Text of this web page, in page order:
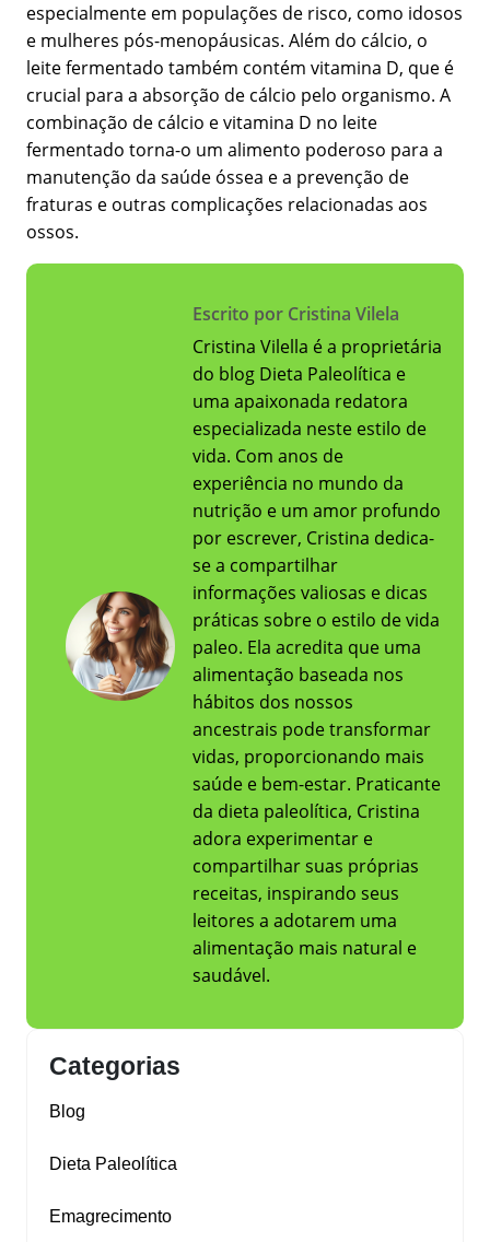
especialmente em populações de risco, como idosos
e mulheres pós-menopáusicas. Além do cálcio, o
leite fermentado também contém vitamina D, que é
crucial para a absorção de cálcio pelo organismo. A
combinação de cálcio e vitamina D no leite
fermentado torna-o um alimento poderoso para a
manutenção da saúde óssea e a prevenção de
fraturas e outras complicações relacionadas aos
ossos.
Escrito por Cristina Vilela
Cristina Vilella é a proprietária
do blog Dieta Paleolítica e
uma apaixonada redatora
especializada neste estilo de
vida. Com anos de
experiência no mundo da
nutrição e um amor profundo
por escrever, Cristina dedica-
se a compartilhar
informações valiosas e dicas
práticas sobre o estilo de vida
paleo. Ela acredita que uma
alimentação baseada nos
hábitos dos nossos
ancestrais pode transformar
vidas, proporcionando mais
saúde e bem-estar. Praticante
da dieta paleolítica, Cristina
adora experimentar e
compartilhar suas próprias
receitas, inspirando seus
leitores a adotarem uma
alimentação mais natural e
saudável.
Categorias
Blog
Dieta Paleolítica
Emagrecimento